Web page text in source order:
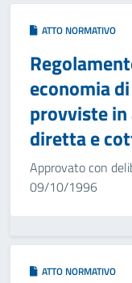
ATTO NORMATIVO
economia
provviste
diretta e
Approvato con
09/10/1996
ATTO NORMATIVO